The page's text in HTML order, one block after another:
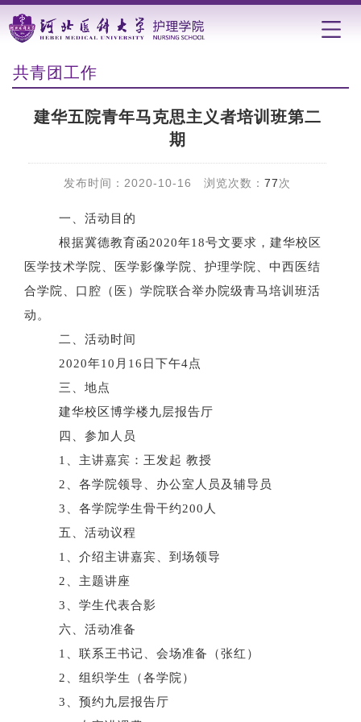
共青团工作
建华五院青年马克思主义者培训班第二
期
发布时间：2020-10-16 浏览次数： 77次
一、活动目的
根据冀德教育函2020年18号文要求，建华校区
医学技术学院、医学影像学院、护理学院、中西医结
合学院
、口腔（医）学院联合举办院级青马培训班活
动。
二、活动时间
2020年10 月 16 日下午4点
三、地点
建华校区博学楼九层报告厅
四、参加人员
1、主讲嘉宾： 王发起 教授
2、各学院领导、办公室人员及辅导员
3、各学院学生骨干约200人
五、活动议程
1、介绍主讲嘉宾、到场领导
2、主题讲座
3、学生代表合影
六、活动准备
1、联系王书记、会场准备（张红 ）
2、组织学生（各学院）
3、预约九层报告厅